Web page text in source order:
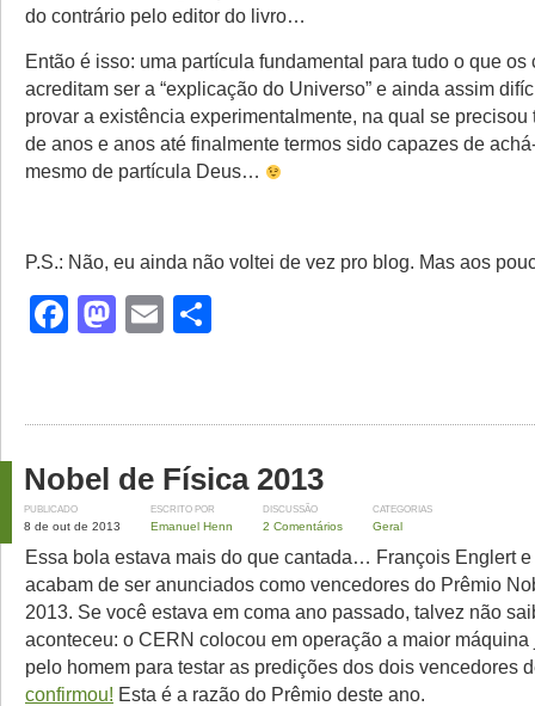
do contrário pelo editor do livro…
Então é isso: uma partícula fundamental para tudo o que os
acreditam ser a “explicação do Universo” e ainda assim
provar a existência experimentalmente, na qual se precisou
de anos e anos até finalmente termos sido capazes de
mesmo de partícula Deus…
P.S.: Não, eu ainda não voltei de vez pro blog. Mas aos
Facebook
Mastodon
Email
Nobel de Física 2013
PUBLICADO
8 de out de 2013
ESCRITO POR
Emanuel Henn
DISCUSSÃO
2 Comentários
CATEGORIAS
Geral
Essa bola estava mais do que cantada… François Englert
acabam de ser anunciados como vencedores do Prêmio
2013. Se você estava em coma ano passado, talvez não
aconteceu: o CERN colocou em operação a maior máquina
pelo homem para testar as predições dos dois vencedores
confirmou! Esta é a razão do Prêmio deste ano.